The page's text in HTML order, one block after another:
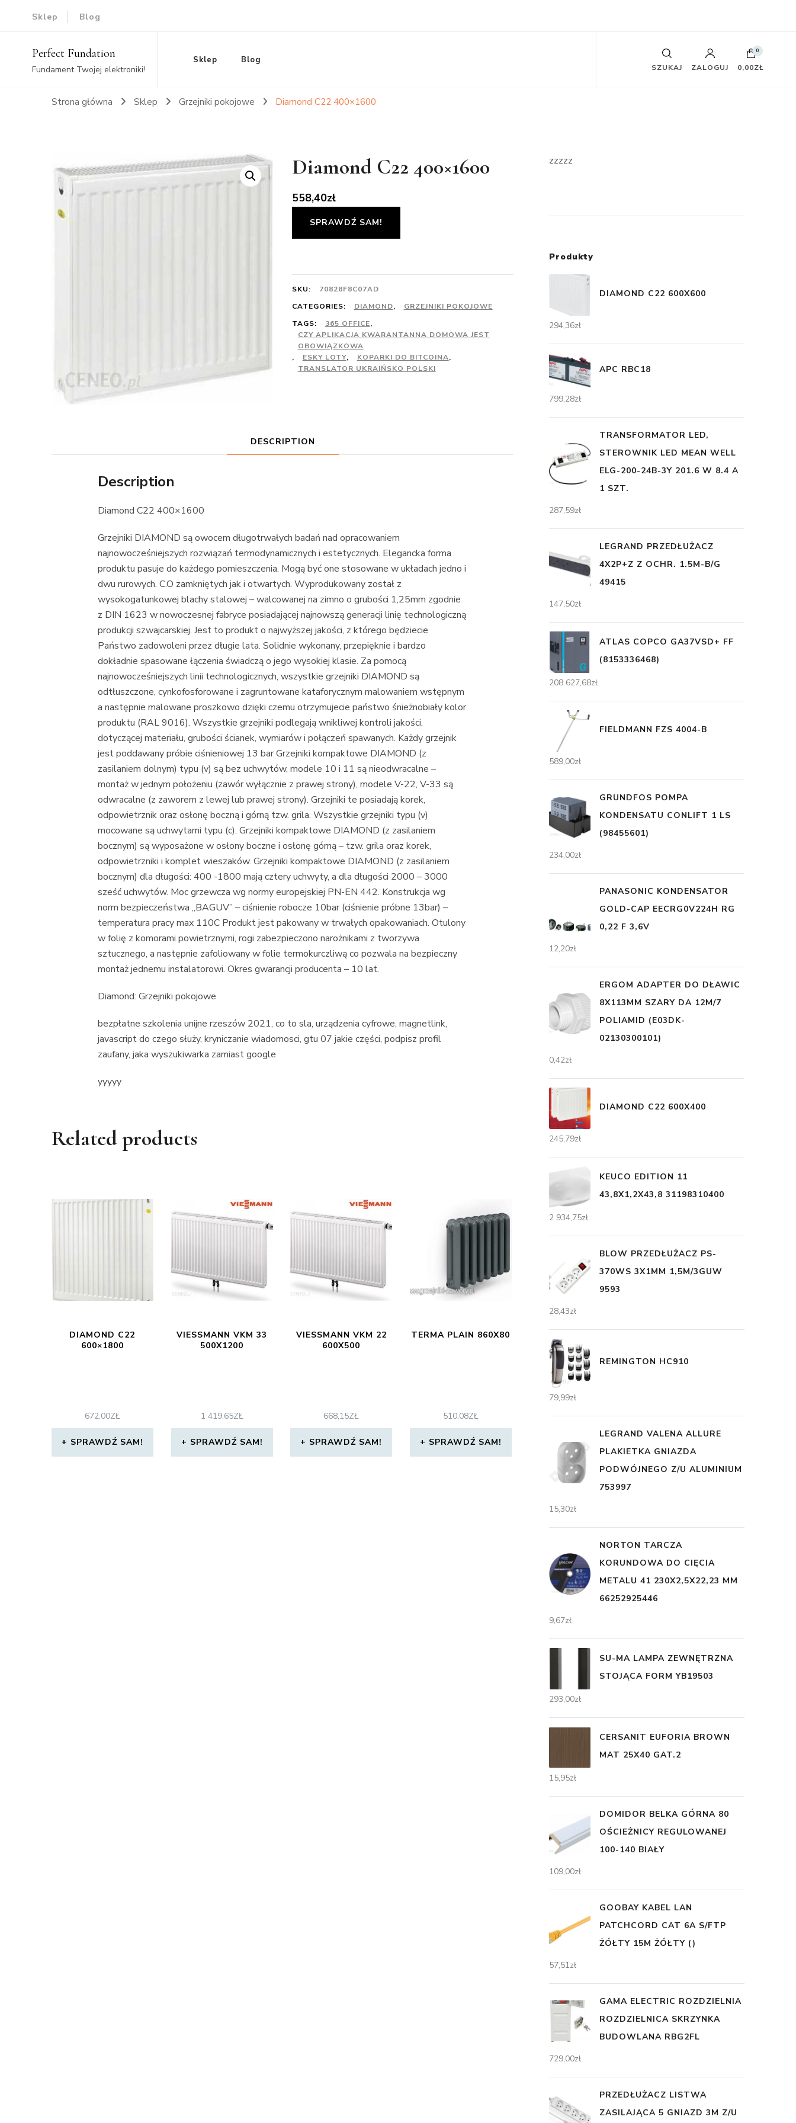
Sklep Blog
Perfect Fundation
Fundament Twojej elektroniki!
Sklep Blog
SZUKAJ ZALOGUJ
0
0,00ZŁ
Strona główna Sklep Grzejniki pokojowe Diamond C22 400×1600
Diamond C22 400×1600
558,40zł
SPRAWDŹ SAM!
SKU:
70828F8C07AD
CATEGORIES:
DIAMOND,
GRZEJNIKI POKOJOWE
TAGS:
365 OFFICE,
CZY APLIKACJA KWARANTANNA DOMOWA JEST
OBOWIĄZKOWA
,
ESKY LOTY, KOPARKI DO BITCOINA,
TRANSLATOR UKRAIŃSKO POLSKI
DESCRIPTION
Description
Diamond C22 400×1600
Grzejniki DIAMOND są owocem długotrwałych badań nad opracowaniem
najnowocześniejszych rozwiązań termodynamicznych i estetycznych. Elegancka forma
produktu pasuje do każdego pomieszczenia. Mogą być one stosowane w układach jedno i
dwu rurowych. C.O zamkniętych jak i otwartych. Wyprodukowany został z
wysokogatunkowej blachy stalowej – walcowanej na zimno o grubości 1,25mm zgodnie
z DIN 1623 w nowoczesnej fabryce posiadającej najnowszą generacji linię technologiczną
produkcji szwajcarskiej. Jest to produkt o najwyższej jakości, z którego będziecie
Państwo zadowoleni przez długie lata. Solidnie wykonany, przepięknie i bardzo
dokładnie spasowane łączenia świadczą o jego wysokiej klasie. Za pomocą
najnowocześniejszych linii technologicznych, wszystkie grzejniki DIAMOND są
odtłuszczone, cynkofosforowane i zagruntowane kataforycznym malowaniem wstępnym
a następnie malowane proszkowo dzięki czemu otrzymujecie państwo śnieżnobiały kolor
produktu (RAL 9016). Wszystkie grzejniki podlegają wnikliwej kontroli jakości,
dotyczącej materiału, grubości ścianek, wymiarów i połączeń spawanych. Każdy grzejnik
jest poddawany próbie ciśnieniowej 13 bar Grzejniki kompaktowe DIAMOND (z
zasilaniem dolnym) typu (v) są bez uchwytów, modele 10 i 11 są nieodwracalne –
montaż w jednym położeniu (zawór wyłącznie z prawej strony), modele V-22, V-33 są
odwracalne (z zaworem z lewej lub prawej strony). Grzejniki te posiadają korek,
odpowietrznik oraz osłonę boczną i górną tzw. grila. Wszystkie grzejniki typu (v)
mocowane są uchwytami typu (c). Grzejniki kompaktowe DIAMOND (z zasilaniem
bocznym) są wyposażone w osłony boczne i osłonę górną – tzw. grila oraz korek,
odpowietrzniki i komplet wieszaków. Grzejniki kompaktowe DIAMOND (z zasilaniem
bocznym) dla długości: 400 -1800 mają cztery uchwyty, a dla długości 2000 – 3000
sześć uchwytów. Moc grzewcza wg normy europejskiej PN-EN 442. Konstrukcja wg
norm bezpieczeństwa „BAGUV” – ciśnienie robocze 10bar (ciśnienie próbne 13bar) –
temperatura pracy max 110C Produkt jest pakowany w trwałych opakowaniach. Otulony
w folię z komorami powietrznymi, rogi zabezpieczono narożnikami z tworzywa
sztucznego, a następnie zafoliowany w folie termokurczliwą co pozwala na bezpieczny
montaż jednemu instalatorowi. Okres gwarancji producenta – 10 lat.
Diamond: Grzejniki pokojowe
bezpłatne szkolenia unijne rzeszów 2021, co to sla, urządzenia cyfrowe, magnetlink,
javascript do czego służy, kryniczanie wiadomosci, gtu 07 jakie części, podpisz profil
zaufany, jaka wyszukiwarka zamiast google
yyyyy
Related products
DIAMOND C22
600×1800
672,00ZŁ
SPRAWDŹ SAM!
VIESSMANN VKM 33
500X1200
1 419,65ZŁ
SPRAWDŹ SAM!
VIESSMANN VKM 22
600X500
668,15ZŁ
SPRAWDŹ SAM!
TERMA PLAIN 860X80
510,08ZŁ
SPRAWDŹ SAM!
zzzzz
Produkty
DIAMOND C22 600X600
294,36zł
APC RBC18
799,28zł
TRANSFORMATOR LED,
STEROWNIK LED MEAN WELL
ELG-200-24B-3Y 201.6 W 8.4 A
1 SZT.
287,59zł
LEGRAND PRZEDŁUŻACZ
4X2P+Z Z OCHR. 1.5M-B/G
49415
147,50zł
ATLAS COPCO GA37VSD+ FF
(8153336468)
208 627,68zł
FIELDMANN FZS 4004-B
589,00zł
GRUNDFOS POMPA
KONDENSATU CONLIFT 1 LS
(98455601)
234,00zł
PANASONIC KONDENSATOR
GOLD-CAP EECRG0V224H RG
0,22 F 3,6V
12,20zł
ERGOM ADAPTER DO DŁAWIC
8X113MM SZARY DA 12M/7
POLIAMID (E03DK-
02130300101)
0,42zł
DIAMOND C22 600X400
245,79zł
KEUCO EDITION 11
43,8X1,2X43,8 31198310400
2 934,75zł
BLOW PRZEDŁUŻACZ PS-
370WS 3X1MM 1,5M/3GUW
9593
28,43zł
REMINGTON HC910
79,99zł
LEGRAND VALENA ALLURE
PLAKIETKA GNIAZDA
PODWÓJNEGO Z/U ALUMINIUM
753997
15,30zł
NORTON TARCZA
KORUNDOWA DO CIĘCIA
METALU 41 230X2,5X22,23 MM
66252925446
9,67zł
SU-MA LAMPA ZEWNĘTRZNA
STOJĄCA FORM YB19503
293,00zł
CERSANIT EUFORIA BROWN
MAT 25X40 GAT.2
15,95zł
DOMIDOR BELKA GÓRNA 80
OŚCIEŻNICY REGULOWANEJ
100-140 BIAŁY
109,00zł
GOOBAY KABEL LAN
PATCHCORD CAT 6A S/FTP
ŻÓŁTY 15M ŻÓŁTY ()
57,51zł
GAMA ELECTRIC ROZDZIELNIA
ROZDZIELNICA SKRZYNKA
BUDOWLANA RBG2FL
729,00zł
PRZEDŁUŻACZ LISTWA
ZASILAJĄCA 5 GNIAZD 3M Z/U